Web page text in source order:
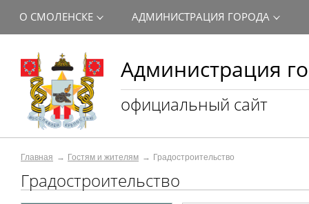
Администрация
официальный сайт
О СМОЛЕНСКЕ АДМИНИСТРАЦИЯ ГОРОДА
Главная Гостям и жителям Градостроительство
Градостроительство